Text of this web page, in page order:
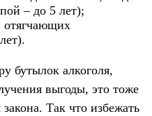
– до 5 лет);
отягчающих
бутылок алкоголя,
выгоды, это тоже
Так что избежать